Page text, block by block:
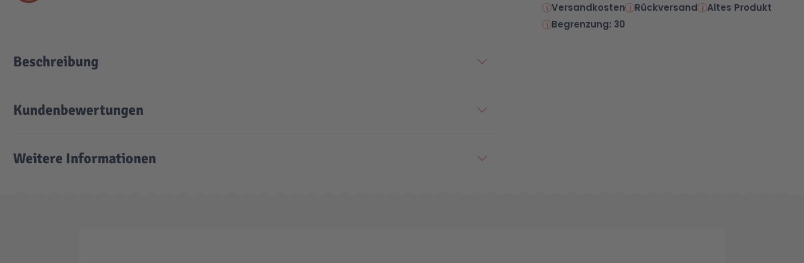
Versandkosten Rückversand
Altes Produkt
Begrenzung: 30
Beschreibung
Kundenbewertungen
Weitere Informationen